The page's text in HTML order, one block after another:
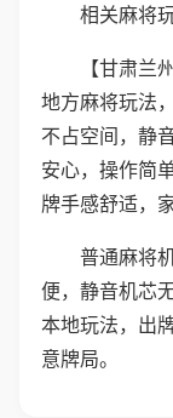
相关麻将
【甘肃兰
地方麻将玩法
不占空间，静
安心，操作简
牌手感舒适，
普通麻将
便，静音机芯
本地玩法，出
意牌局。